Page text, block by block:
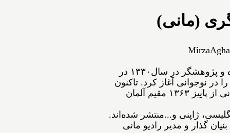
(مانی)
MirzaAgha
ﻣﻴﺮﺯﺍﺁﻗﺎﻋﺴگرﻯ(ﻣﺎﻧﻰ) شاعر، نویسنده و پژوهشگر ﺩﺭ ﺳﺎﻝ۱۳۳۰ در
ﺩﺭ ﻧﻮﺟﻮﺍﻧﻰ ﺁﻏﺎﺯ ﻛﺮﺩ. ﺗﺎﻛﻨﻮﻥ
۵۴ ﺟﻠﺪ ﺍﺯ ﺁﺛﺎﺭﺵ ﺑﻪ ﭼﺎﭖ ﺭﺳﻴﺪه‌اﻧﺪ. مانی از ﭘﺎﻳﻴﺰ ۱۳۶۳ مقیم ﺁﻟﻤﺎﻥ
ژاپنی و...ﻣﻨﺘﺸﺮ ﺷﺪﻩ⁯اند.
گذار و مدیر رادیو مانی